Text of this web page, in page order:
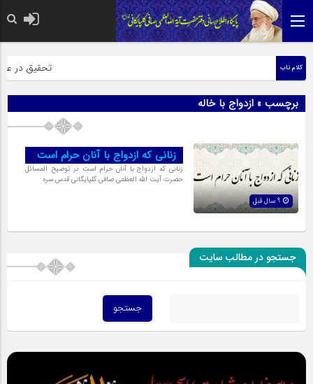
کلام ناب تحقیق در
برچسب » ازدواج با خاله
زنانی که ازدواج با آنان حرام است
زنانی که ازدواج با آنان حرام است در توضیح المسائل
حضرت آیت الله العظمی صافی گلپایگانی قدس سره
جستجو در مطالب سایت